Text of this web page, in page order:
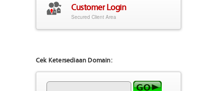
Customer Login
Secured Client Area
Cek Ketersediaan Domain: